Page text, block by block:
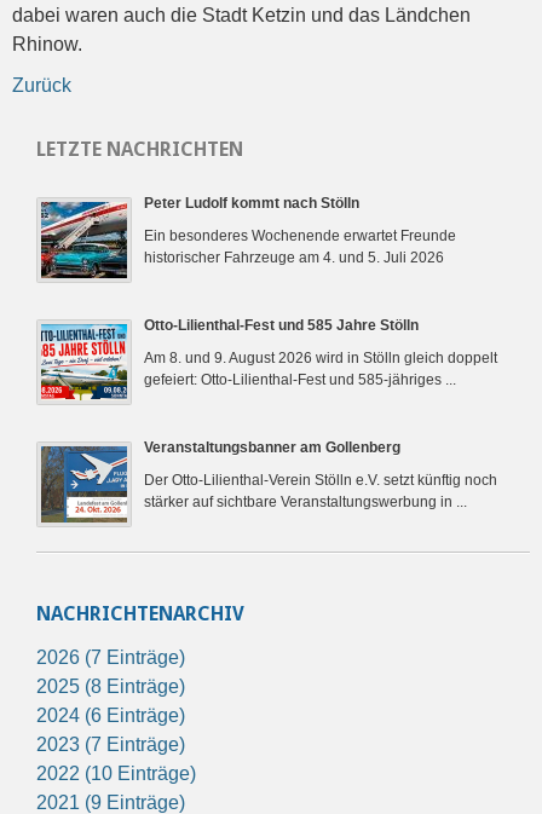
dabei waren auch die Stadt Ketzin und das Ländchen
Rhinow.
Zurück
LETZTE NACHRICHTEN
Peter Ludolf kommt nach Stölln
Ein besonderes Wochenende erwartet Freunde
historischer Fahrzeuge am 4. und 5. Juli 2026
Otto-Lilienthal-Fest und 585 Jahre Stölln
Am 8. und 9. August 2026 wird in Stölln gleich doppelt
gefeiert: Otto-Lilienthal-Fest und 585-jähriges ...
Veranstaltungsbanner am Gollenberg
Der Otto-Lilienthal-Verein Stölln e.V. setzt künftig noch
stärker auf sichtbare Veranstaltungswerbung in ...
NACHRICHTENARCHIV
2026 (7 Einträge)
2025 (8 Einträge)
2024 (6 Einträge)
2023 (7 Einträge)
2022 (10 Einträge)
2021 (9 Einträge)